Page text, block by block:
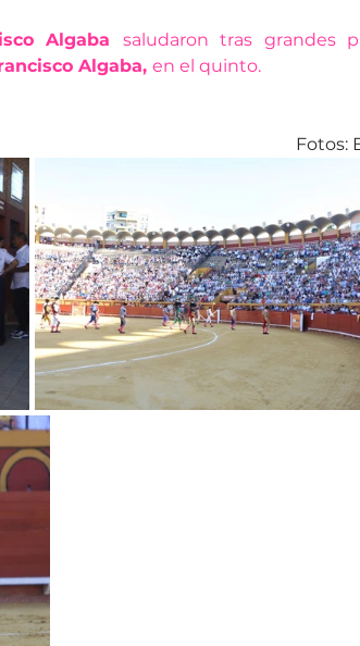
Algaba saludaron tras grandes
Algaba, en el quinto.
Fotos: